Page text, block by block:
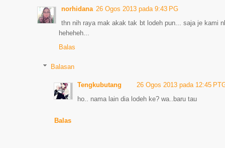
norhidana 26 Ogos 2013 pada 9:43 PG
thn nih raya mak akak tak bt lodeh pun... saja je kami
heheheh...
Balas
Balasan
Tengkubutang
26 Ogos 2013 pada 12:45
ho.. nama lain dia lodeh ke? wa..baru tau
Balas